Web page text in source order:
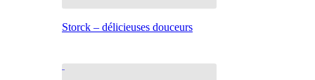
Storck – délicieuses douceurs